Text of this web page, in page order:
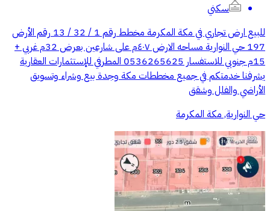
سكني
للبيع ارض تجاري في مكة المكرمة مخطط رقم 1 / 32 / 13 رقم الأرض
197 حي النوارية مساحه الارض ٤٠٧م على شارعين بعرض 32م غربي +
15م جنوبي للاستفسار 0536265625 المطرفي للإستثمارات العقارية
يشرفنا خدمتكم في جميع مخططات مكة وجدة بيع وشراء وتسويق
الأراضي والفلل وشقق
حي النوارية, مكة المكرمة